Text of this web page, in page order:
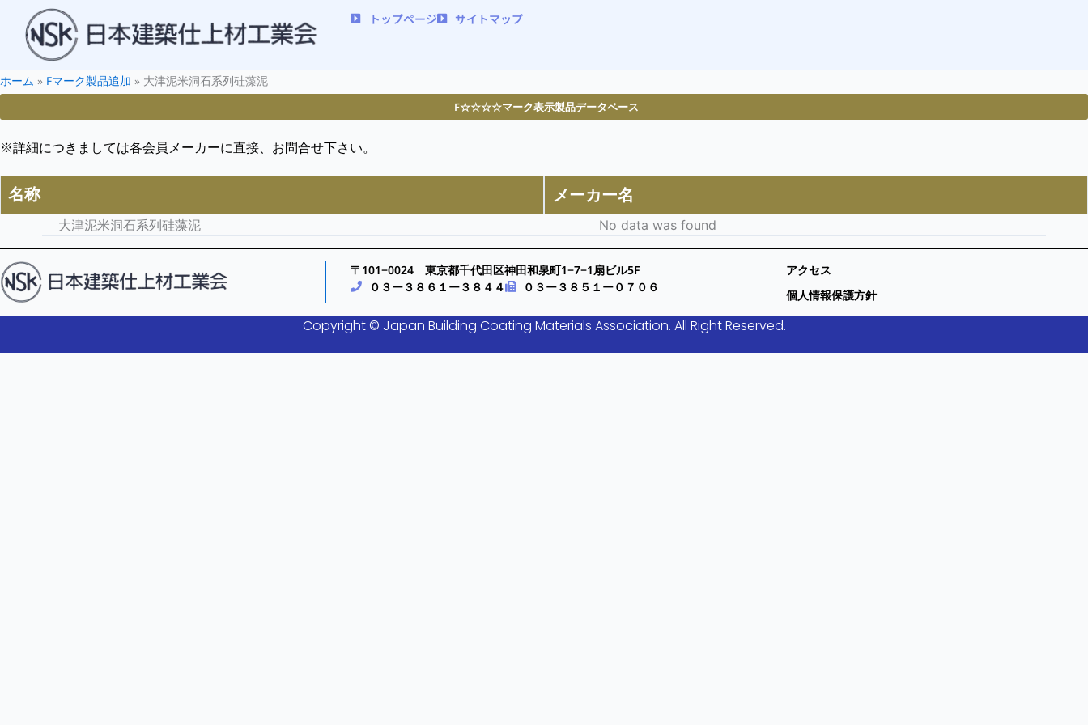
トップページ サイトマップ
ホーム » Fマーク製品追加 » 大津泥米洞石系列硅藻泥
F☆☆☆☆マーク表示製品データベース
※詳細につきましては各会員メーカーに直接、お問合せ下さい。
名称 メーカー名
大津泥米洞石系列硅藻泥 No data was found
〒101−0024 東京都千代田区神田和泉町1−7−1扇ビル5F
０３ー３８６１ー３８４４
０３ー３８５１ー０７０６
アクセス
個人情報保護方針
Copyright © Japan Building Coating Materials Association. All Right Reserved.